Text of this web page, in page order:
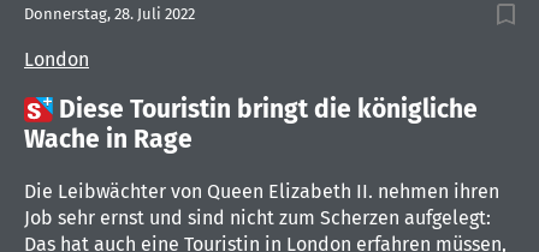
London
Donnerstag, 28. Juli 2022
 Diese Touristin bringt die königliche
Wache in Rage
Die Leibwächter von Queen Elizabeth II. nehmen ihren
Job sehr ernst und sind nicht zum Scherzen aufgelegt:
Das hat auch eine Touristin in London erfahren müssen,